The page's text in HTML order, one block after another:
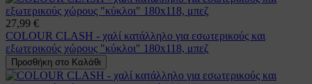
27,99 €
COLOUR CLASH - χαλί κατάλληλο για εσωτερικούς και
εξωτερικούς χώρους "κύκλοι" 180x118, μπεζ
Προσθήκη στο Καλάθι